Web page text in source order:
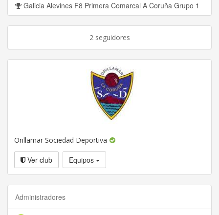
Galicia Alevines F8 Primera Comarcal A Coruña Grupo 1
2 seguidores
Orillamar Sociedad Deportiva
Ver club Equipos
Administradores